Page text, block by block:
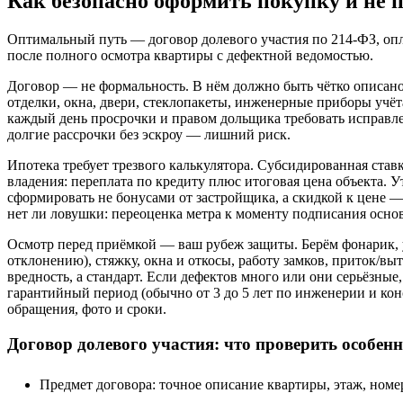
Оптимальный путь — договор долевого участия по 214‑ФЗ,
после полного осмотра квартиры с дефектной ведомостью.
Договор — не формальность. В нём должно быть чётко
отделки, окна, двери, стеклопакеты, инженерные приборы
каждый день просрочки и правом дольщика требовать
долгие рассрочки без эскроу — лишний риск.
Ипотека требует трезвого калькулятора. Субсидированная
владения: переплата по кредиту плюс итоговая цена объекта.
сформировать не бонусами от застройщика, а скидкой к цене
нет ли ловушки: переоценка метра к моменту подписания
Осмотр перед приёмкой — ваш рубеж защиты. Берём фонарик,
отклонению), стяжку, окна и откосы, работу замков, приток/
вредность, а стандарт. Если дефектов много или они
гарантийный период (обычно от 3 до 5 лет по инженерии и
обращения, фото и сроки.
Договор долевого участия: что проверить
Предмет договора: точное описание квартиры, этаж,